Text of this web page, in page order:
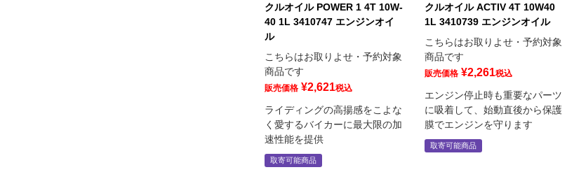
クルオイル POWER 1 4T 10W-
40 1L 3410747 エンジンオイ
ル
こちらはお取りよせ・予約対象
商品です
販売価格 ¥2,621税込
ライディングの高揚感をこよな
く愛するバイカーに最大限の加
速性能を提供
取寄可能商品
クルオイル ACTIV 4T 10W40
1L 3410739 エンジンオイル
こちらはお取りよせ・予約対象
商品です
販売価格 ¥2,261税込
エンジン停止時も重要なパーツ
に吸着して、始動直後から保護
膜でエンジンを守ります
取寄可能商品